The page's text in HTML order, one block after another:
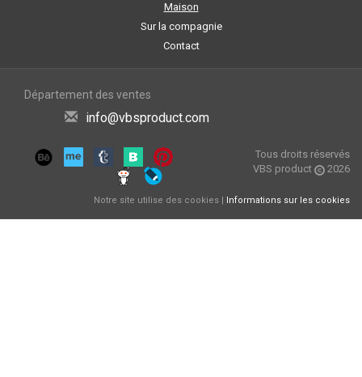
Maison
Sur la compagnie
Contact
Département des ventes
info@vbsproduct.com
Tous droits réservés
VBS product
2026
Notre site utilise des cookies | Informations sur les cookies